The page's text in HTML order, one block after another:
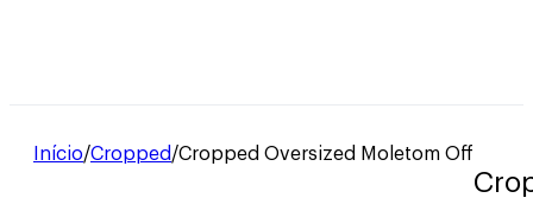
Início/Cropped/Cropped Oversized Moletom Off